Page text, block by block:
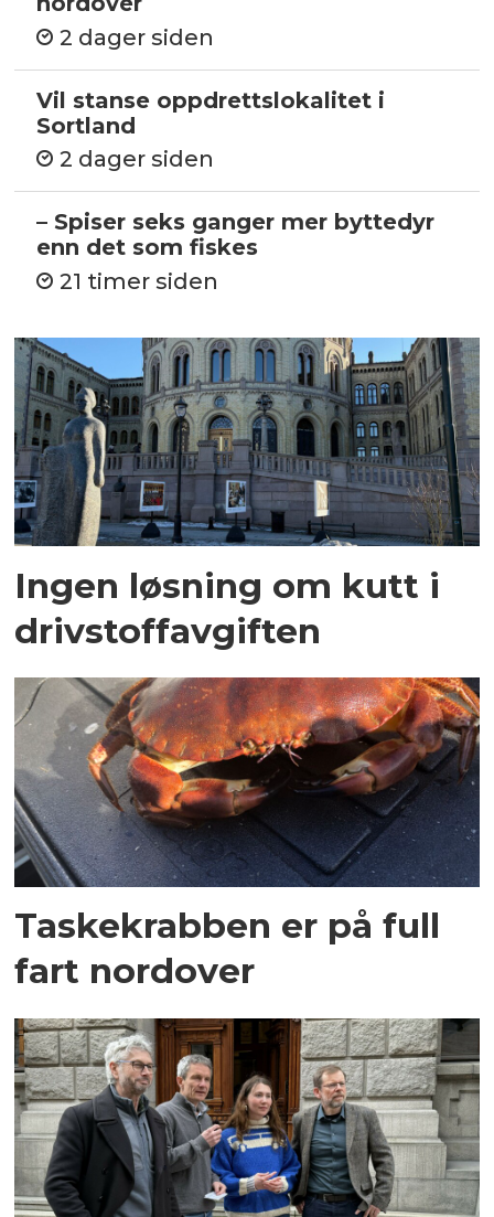
2 dager siden
Vil stanse oppdrettslokalitet i
Sortland
2 dager siden
– Spiser seks ganger mer byttedyr
enn det som fiskes
21 timer siden
Ingen løsning om kutt i
drivstoffavgiften
Taskekrabben er på full
fart nordover